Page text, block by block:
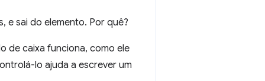
e sai do elemento. Por quê?
de caixa funciona, como ele
lo ajuda a escrever um